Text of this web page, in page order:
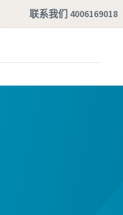
联系我们 4006169018